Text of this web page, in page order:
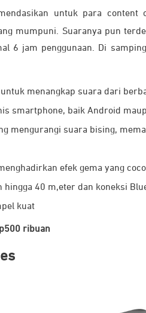
untuk para
mumpuni. Suaranya pun
6 jam penggunaan. Di
menangkap suara dari
smartphone, baik Android
mengurangi suara bising,
efek gema yang
hingga 40 m,eter dan koneksi
kuat
ribuan